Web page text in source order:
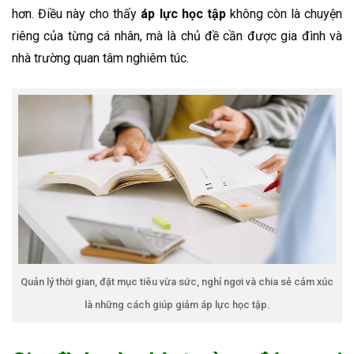
hơn. Điều này cho thấy áp lực học tậpkhông còn là chuyện
riêng của từng cá nhân, mà là chủ đề cần được gia đình và
nhà trường quan tâm nghiêm túc.
Quản lý thời gian, đặt mục tiêu vừa sức, nghỉ ngơi và chia sẻ cảm xúc
là những cách giúp giảm áp lực học tập.